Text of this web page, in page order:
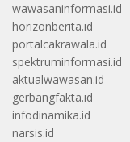
wawasaninformasi.id
horizonberita.id
portalcakrawala.id
spektruminformasi.id
aktualwawasan.id
gerbangfakta.id
infodinamika.id
narsis.id